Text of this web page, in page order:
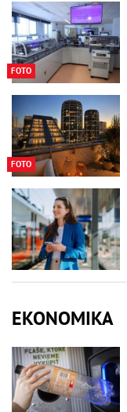
FOTO
FOTO
EKONOMIKA